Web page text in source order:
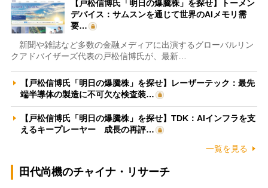
【戸松信博氏「明日の爆騰株」を探せ】トーメン
デバイス：サムスンを通じて世界のAIメモリ需
要…
新聞や雑誌など多数の金融メディアに出演するグローバルリン
クアドバイザーズ代表の戸松信博氏が、最新…
【戸松信博氏「明日の爆騰株」を探せ】レーザーテック：最先
端半導体の製造に不可欠な検査装…
【戸松信博氏「明日の爆騰株」を探せ】TDK：AIインフラを支
えるキープレーヤー 成長の再評…
一覧を見る
田代尚機のチャイナ・リサーチ